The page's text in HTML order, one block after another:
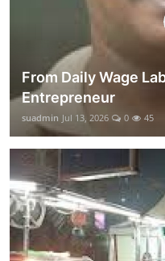
From Daily Wage
Entrepreneur
suadmin Jul 13, 2026 0 45